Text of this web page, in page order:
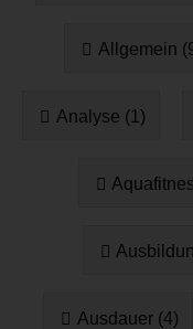
Allgemein
Analyse (1)
Ausdauer (4)